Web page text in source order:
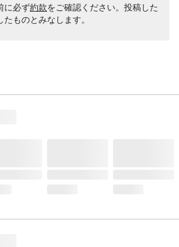
に必ず約款をご確認ください。投稿した
ものとみなします。